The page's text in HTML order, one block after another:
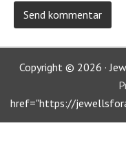
Copyright © 2026 ·
href="https://